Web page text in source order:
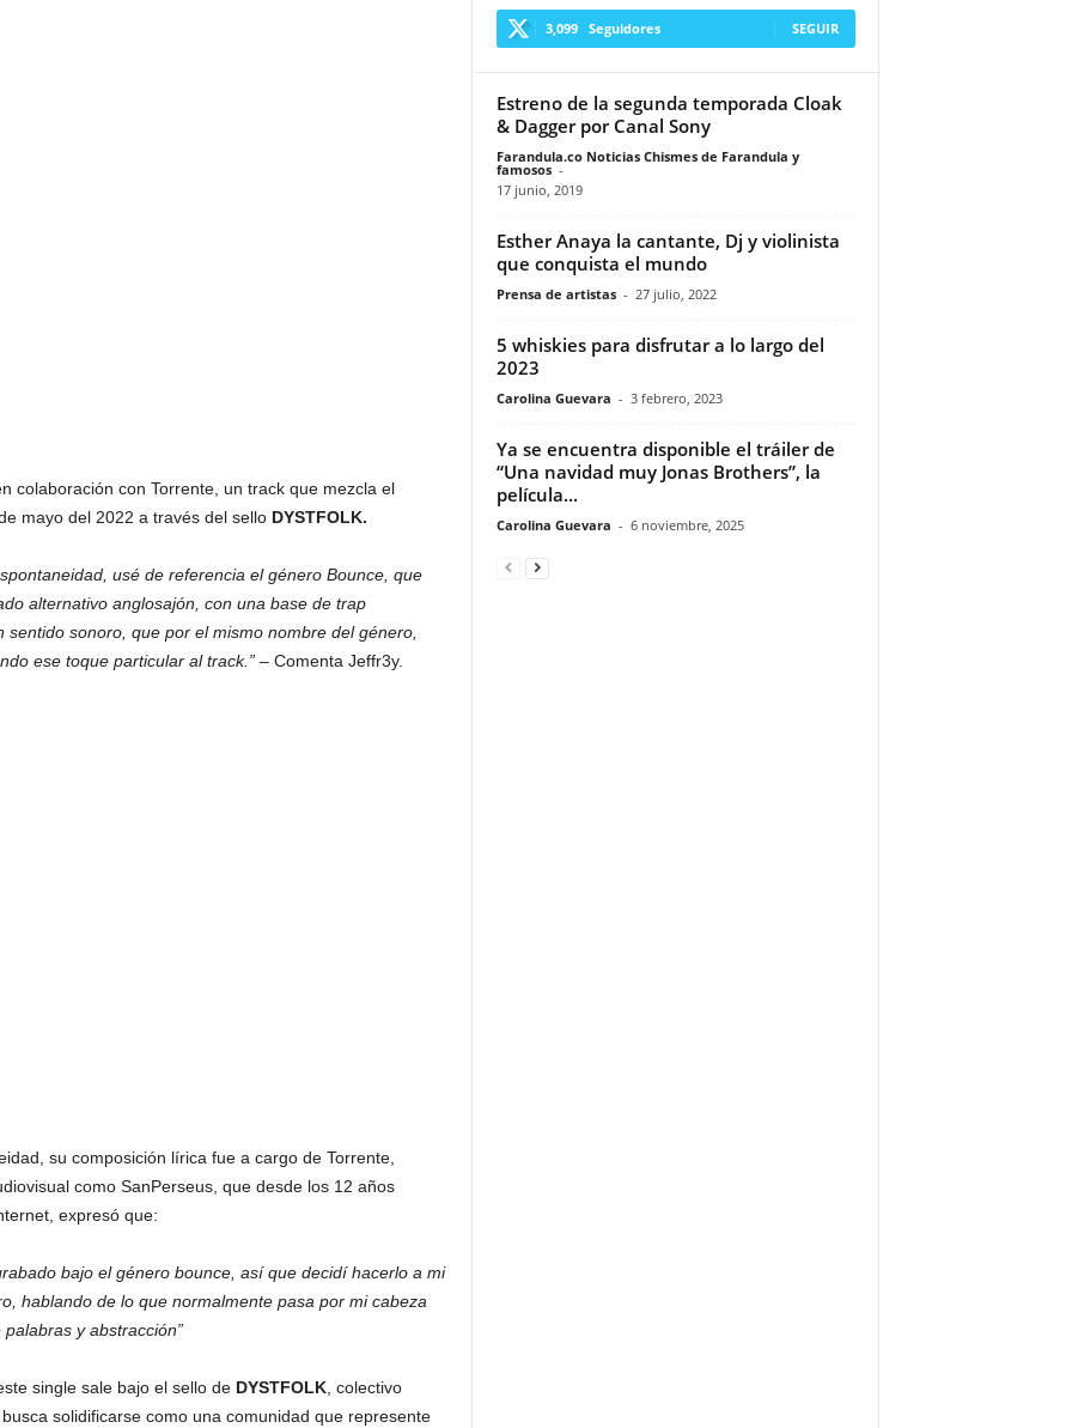
colaboración con Torrente, un track que mezcla el
mayo del 2022 a través del sello DYSTFOLK.
usé de referencia el género Bounce, que
alternativo anglosajón, con una base de trap
sonoro, que por el mismo nombre del género,
ese toque particular al track.” – Comenta Jeffr3y.
su composición lírica fue a cargo de Torrente,
como SanPerseus, que desde los 12 años
expresó que:
bajo el género bounce, así que decidí hacerlo a mi
hablando de lo que normalmente pasa por mi cabeza
y abstracción”
single sale bajo el sello de DYSTFOLK, colectivo
solidificarse como una comunidad que represente
3,099 Seguidores SEGUIR
Estreno de la segunda temporada Cloak
& Dagger por Canal Sony
Farandula.co Noticias Chismes de Farandula y
famosos -
17 junio, 2019
Esther Anaya la cantante, Dj y violinista
que conquista el mundo
Prensa de artistas - 27 julio, 2022
5 whiskies para disfrutar a lo largo del
2023
Carolina Guevara - 3 febrero, 2023
Ya se encuentra disponible el tráiler de
“Una navidad muy Jonas Brothers”, la
película...
Carolina Guevara - 6 noviembre, 2025